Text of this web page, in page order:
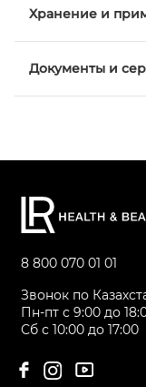
Хранение и
Документы и
8 800 070 01 01
Звонок по
Пн-пт с 9:00 до
Сб с 10:00 до 17:00